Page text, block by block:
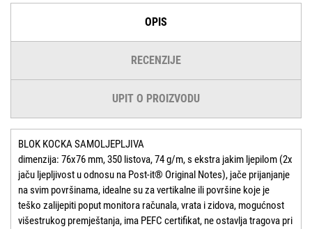
OPIS
RECENZIJE
UPIT O PROIZVODU
BLOK KOCKA SAMOLJEPLJIVA
dimenzija: 76x76 mm, 350 listova, 74 g/m, s ekstra jakim ljepilom (2x
jaču ljepljivost u odnosu na Post-it® Original Notes), jače prijanjanje
na svim površinama, idealne su za vertikalne ili površine koje je
teško zalijepiti poput monitora računala, vrata i zidova, mogućnost
višestrukog premještanja, ima PEFC certifikat, ne ostavlja tragova pri